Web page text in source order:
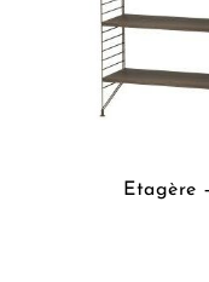
Etagère